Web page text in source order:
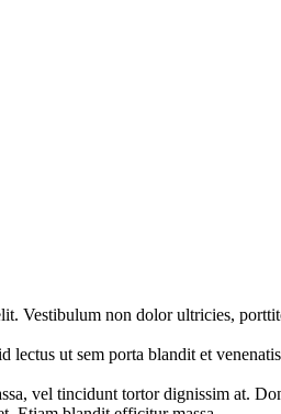
Vestibulum non dolor ultricies,
ut sem porta blandit et
vel tincidunt tortor dignissim at.